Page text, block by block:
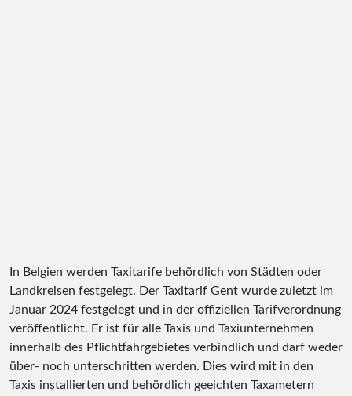
In Belgien werden Taxitarife behördlich von Städten oder
Landkreisen festgelegt. Der Taxitarif Gent wurde zuletzt im
Januar 2024 festgelegt und in der offiziellen Tarifverordnung
veröffentlicht. Er ist für alle Taxis und Taxiunternehmen
innerhalb des Pflichtfahrgebietes verbindlich und darf weder
über- noch unterschritten werden. Dies wird mit in den
Taxis installierten und behördlich geeichten Taxametern